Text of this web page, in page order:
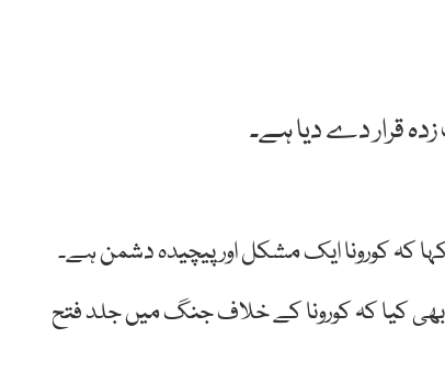
قرار دے دیا ہے۔
کہ کورونا ایک مشکل اور پیچیدہ دشمن ہے۔
بھی کیا کہ کورونا کے خلاف جنگ میں جلد فتح